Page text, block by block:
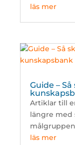
läs mer
Guide –
Artiklar till
längre med
läs mer